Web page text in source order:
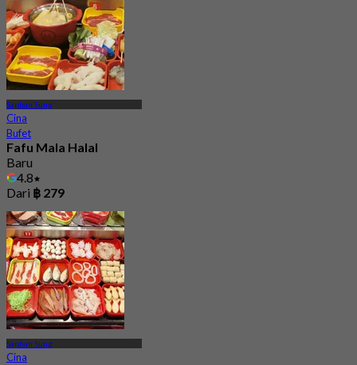
Saphan Sung
Cina
Bufet
Fafu Mala Halal
Baru
4.8
Dari ฿ 279
Saphan Sung
Cina